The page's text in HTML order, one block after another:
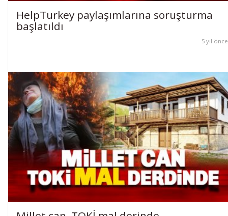
HelpTurkey paylaşımlarına soruşturma
başlatıldı
5 yıl önce